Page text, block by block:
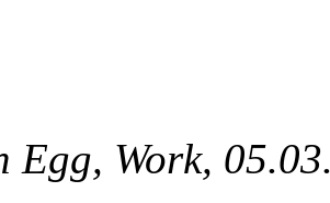
Egg, Work,